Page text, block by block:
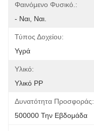
Φαινόμενο Φυσικό.:
- Ναι, Ναι.
Τύπος Δοχείου:
Υγρά
Υλικό:
Υλικό PP
Δυνατότητα Προσφοράς:
500000 Την Εβδομάδα